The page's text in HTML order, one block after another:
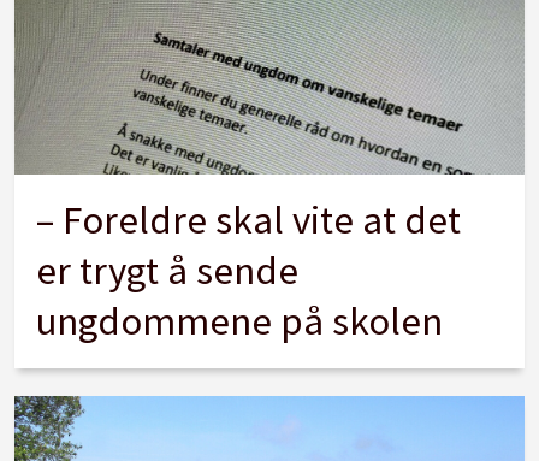
– Foreldre skal vite at det
er trygt å sende
ungdommene på skolen